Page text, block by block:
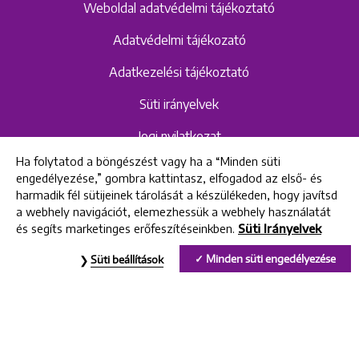
Weboldal adatvédelmi tájékoztató
Adatvédelmi tájékozató
Adatkezelési tájékoztató
Süti irányelvek
Jogi nyilatkozat
Hangrögzítéshez kapcsolódó adatvédelmi
szabályzat és tájékoztató
Uniklinik Fogászati és Implantációs Központ
Ha folytatod a böngészést vagy ha a “Minden süti
engedélyezése,” gombra kattintasz, elfogadod az első- és
harmadik fél sütijeinek tárolását a készülékeden, hogy javítsd
a webhely navigációt, elemezhessük a webhely használatát
és segíts marketinges erőfeszítéseinkben. Süti Irányelvek
Minden süti engedélyezése
Süti beállítások